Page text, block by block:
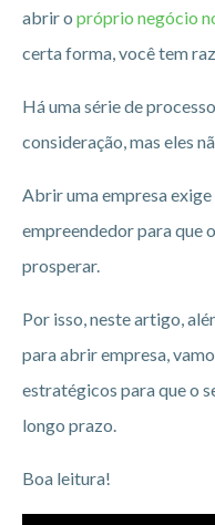
abrir o próprio negócio
certa forma, você tem
Há uma série de
consideração, mas eles
Abrir uma empresa
empreendedor para que
prosperar.
Por isso, neste artigo,
para abrir empresa,
estratégicos para que o
longo prazo.
Boa leitura!